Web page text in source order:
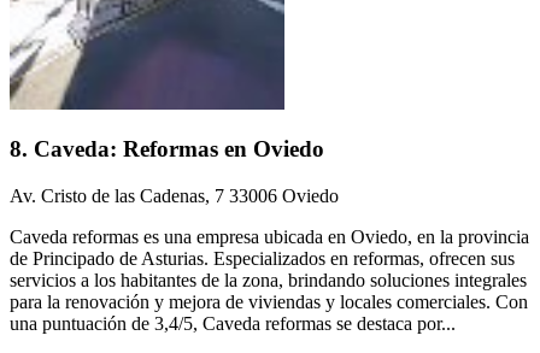
8. Caveda: Reformas en Oviedo
Av. Cristo de las Cadenas, 7 33006 Oviedo
Caveda reformas es una empresa ubicada en Oviedo, en la provincia
de Principado de Asturias. Especializados en reformas, ofrecen sus
servicios a los habitantes de la zona, brindando soluciones integrales
para la renovación y mejora de viviendas y locales comerciales. Con
una puntuación de 3,4/5, Caveda reformas se destaca por...